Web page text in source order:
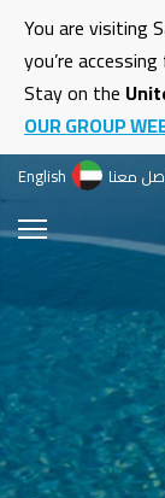
You are visiting
you’re
Stay on the
OUR GROUP
معنا English